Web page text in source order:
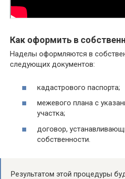
Как оформить в
Наделы оформляются в
следующих документов:
кадастрового паспорта;
межевого плана с
участка;
договор,
собственности.
Результатом этой процедуры